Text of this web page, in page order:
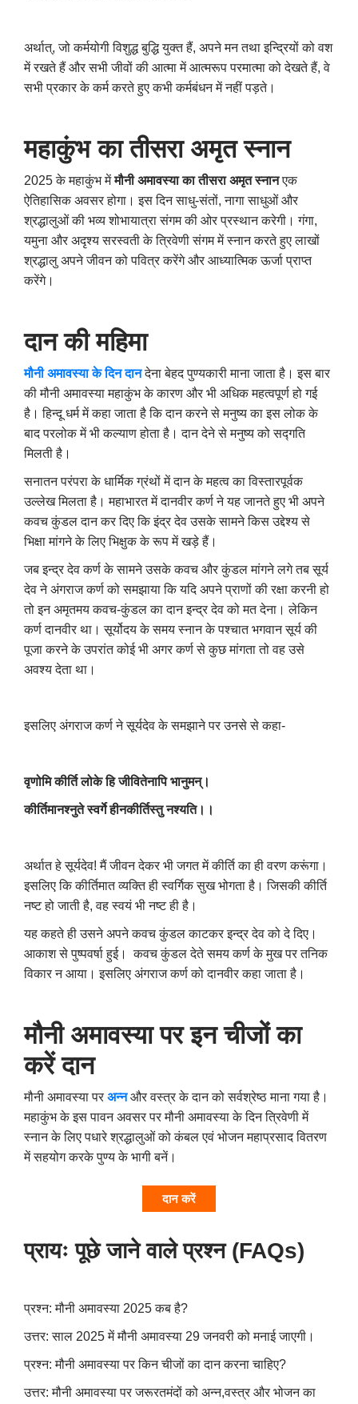
अर्थात्,जो कर्मयोगी विशुद्ध बुद्धि युक्त हैं, अपने मन तथा इन्द्रियों को वश
में रखते हैं और सभी जीवों की आत्मा में आत्मरूप परमात्मा को देखते हैं,वे
सभी प्रकार के कर्म करते हुए कभी कर्मबंधन में नहीं पड़ते।
महाकुंभ का तीसरा अमृत स्नान
2025 के महाकुंभ मेंमौनी अमावस्या का तीसरा अमृत स्नानएक
ऐतिहासिक अवसर होगा। इस दिन साधु-संतों,नागा साधुओं और
श्रद्धालुओं की भव्य शोभायात्रा संगम की ओर प्रस्थान करेगी। गंगा,
यमुना और अदृश्य सरस्वती के त्रिवेणी संगम में स्नान करते हुए लाखों
श्रद्धालु अपने जीवन को पवित्र करेंगे और आध्यात्मिक ऊर्जा प्राप्त
करेंगे।
दान की महिमा
मौनी अमावस्या के दिन दानदेना बेहद पुण्यकारी माना जाता है। इस बार
की मौनी अमावस्या महाकुंभ के कारण और भी अधिक महत्वपूर्ण हो गई
है। हिन्दू धर्म में कहा जाता है कि दान करने से मनुष्य का इस लोक के
बाद परलोक में भी कल्याण होता है। दान देने से मनुष्‍य को सद्गति
मिलती है।
सनातन परंपरा के धार्मिक ग्रंथों में दान के महत्व का विस्तारपूर्वक
उल्लेख मिलता है। महाभारत में दानवीर कर्ण ने यह जानते हुए भी अपने
कवच कुंडल दान कर दिए कि इंद्र देव उसके सामने किस उद्देश्य से
भिक्षा मांगने के लिए भिक्षुक के रूप में खड़े हैं।
जब इन्द्र देव कर्ण के सामने उसके कवच और कुंडल मांगने लगे तब सूर्य
देव ने अंगराज कर्ण को समझाया कि यदि अपने प्राणों की रक्षा करनी हो
तो इन अमृतमय कवच-कुंडल का दान इन्द्र देव को मत देना। लेकिन
कर्ण दानवीर था। सूर्योदय के समय स्नान के पश्चात भगवान सूर्य की
पूजा करने के उपरांत कोई भी अगर कर्ण से कुछ मांगता तो वह उसे
अवश्य देता था।
इसलिए अंगराज कर्ण ने सूर्यदेव के समझाने पर उनसे से कहा-
वृणोमि कीर्ति लोके हि जीवितेनापि भानुमन्।
कीर्तिमानश्नुते स्वर्गे हीनकीर्तिस्तु नश्यति।।
अर्थात हे सूर्यदेव! मैं जीवन देकर भी जगत में कीर्ति का ही वरण करूंगा।
इसलिए कि कीर्तिमात व्यक्ति ही स्वर्गिक सुख भोगता है। जिसकी कीर्ति
नष्ट हो जाती है,वह स्वयं भी नष्ट ही है।
यह कहते ही उसने अपने कवच कुंडल काटकर इन्द्र देव को दे दिए।
आकाश से पुष्पवर्षा हुई। कवच कुंडल देते समय कर्ण के मुख पर तनिक
विकार न आया। इसलिए अंगराज कर्ण को दानवीर कहा जाता है।
मौनी अमावस्या पर इन चीजों का
करें दान
मौनी अमावस्या पर अन्न और वस्त्र के दान को सर्वश्रेष्ठ माना गया है।
महाकुंभ के इस पावन अवसर पर मौनी अमावस्या के दिन त्रिवेणी में
स्नान के लिए पधारे श्रद्धालुओं को कंबल एवं भोजन महाप्रसाद वितरण
में सहयोग करके पुण्य के भागी बनें।
दान करें
प्रायः पूछे जाने वाले प्रश्न (FAQs)
प्रश्न: मौनी अमावस्या 2025 कब है?
उत्तर: साल 2025 में मौनी अमावस्या 29 जनवरी को मनाई जाएगी।
प्रश्न: मौनी अमावस्या पर किन चीजों का दान करना चाहिए?
उत्तर: मौनी अमावस्या पर जरूरतमंदों को अन्न,वस्त्र और भोजन का